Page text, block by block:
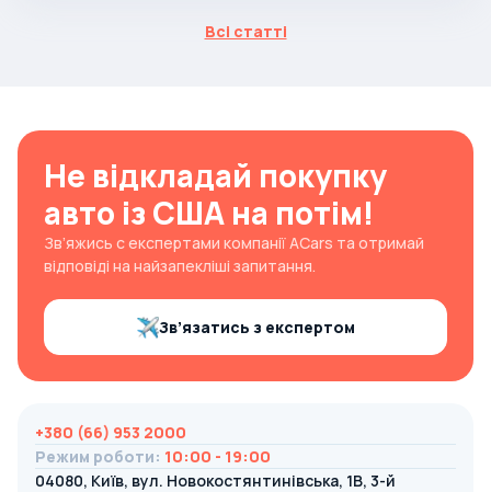
Всі статті
Не відкладай покупку
авто із США на потім!
Зв’яжись с експертами компанії ACars та отримай
відповіді на найзапекліші запитання.
Зв’язатись з експертом
+380 (66) 953 2000
Режим роботи: 10:00 - 19:00
04080, Київ, вул. Новокостянтинівська, 1В, 3-й